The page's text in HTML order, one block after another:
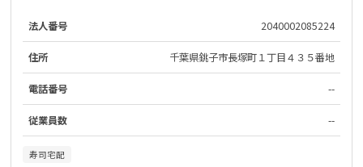
法人番号 2040002085224
住所 千葉県銚子市長塚町１丁目４３５番地
電話番号 --
従業員数 --
寿司宅配